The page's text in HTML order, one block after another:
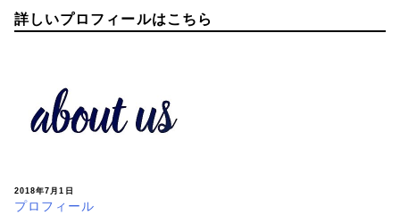
詳しいプロフィールはこちら
2018年7月1日
プロフィール